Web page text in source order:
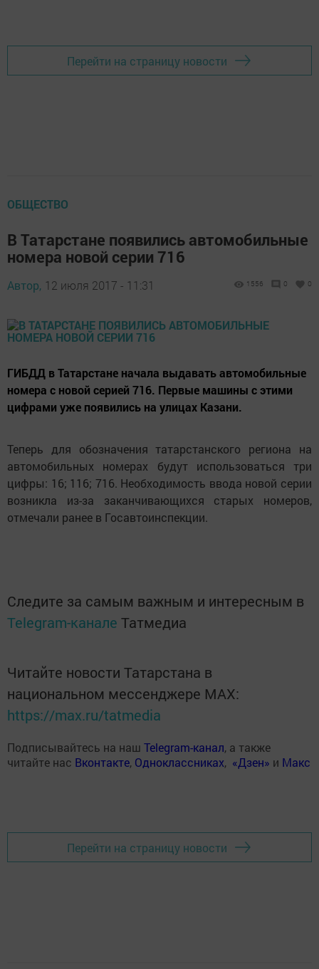
Перейти на страницу новости
ОБЩЕСТВО
В Татарстане появились автомобильные
номера новой серии 716
Автор, 12 июля 2017 - 11:31 1556 0 0
ГИБДД в Татарстане начала выдавать автомобильные
номера с новой серией 716. Первые машины с этими
цифрами уже появились на улицах Казани.
Теперь для обозначения татарстанского региона на
автомобильных номерах будут использоваться три
цифры: 16; 116; 716. Необходимость ввода новой серии
возникла из-за заканчивающихся старых номеров,
отмечали ранее в Госавтоинспекции.
Следите за самым важным и интересным в
Telegram-канале Татмедиа
Читайте новости Татарстана в
национальном мессенджере MАХ:
https://max.ru/tatmedia
Подписывайтесь на наш Telegram-канал, а также
читайте нас Вконтакте, Одноклассниках, «Дзен» и Макс
Перейти на страницу новости